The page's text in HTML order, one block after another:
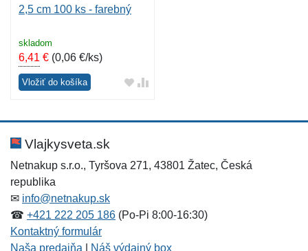
2,5 cm 100 ks - farebný
skladom
6,41 € (0,06 €/ks)
Vložiť do košíka
Vlajkysveta.sk
Netnakup s.r.o., Tyršova 271, 43801 Žatec, Česká
republika
✉ info@netnakup.sk
☎ +421 222 205 186 (Po-Pi 8:00-16:30)
Kontaktný formulár
Naša predajňa
Náš výdajný box